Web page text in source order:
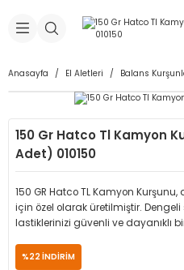
Geri Dön
Makineleri
Geri Dön
Dolgu Lastikleri
Geri Dön
İç Lastikleri
Geri Dön
Geri Dön
& Sibop İlaveleri
Geri Dön
& Spreyler
Geri Dön
Makinesi Yedek Parçaları
Yedek Parçaları
Anasayfa El Aletleri Balans
150 Gr Hatco Tl Kamyon
Adet) 010150
150 GR Hatco TL Kamyon
için özel olarak üretilmiştir.
lastiklerinizi güvenli ve dayanıklı
%22 İNDİRİM